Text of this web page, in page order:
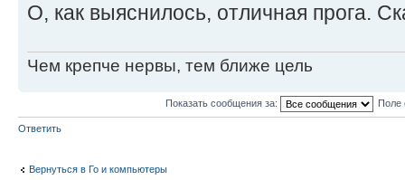
О, как выяснилось, отличная прога.
Чем крепче нервы, тем ближе цель
Показать сообщения за: Поле
Ответить
Вернуться в Го и компьютеры